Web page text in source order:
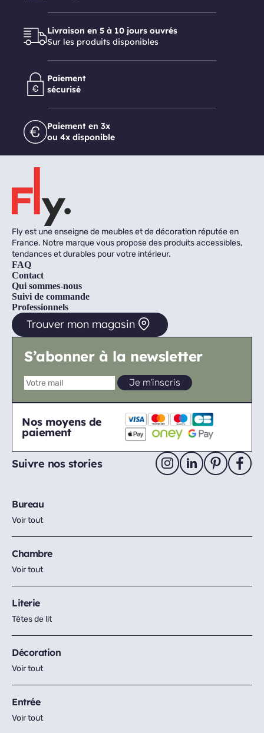
Livraison en 5 à 10 jours ouvrés
Sur les produits disponibles
Paiement
sécurisé
Paiement en 3x
ou 4x disponible
Fly est une enseigne de meubles et de décoration réputée en
France. Notre marque vous propose des produits accessibles,
tendances et durables pour votre intérieur.
FAQ
Contact
Qui sommes-nous
Suivi de commande
Professionnels
Trouver mon magasin
S’abonner à la newsletter
Nos moyens de
paiement
Suivre nos stories
Bureau
Voir tout
Chambre
Voir tout
Literie
Têtes de lit
Décoration
Voir tout
Entrée
Voir tout